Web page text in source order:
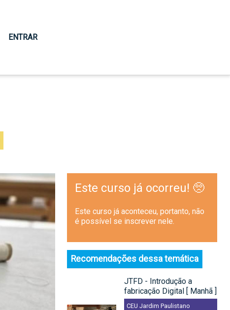
ENTRAR
Este curso já ocorreu! 🥺
Este curso já aconteceu, portanto, não
é possível se inscrever nele.
Recomendações dessa temática
JTFD - Introdução a
fabricação Digital [ Manhã ]
CEU Jardim Paulistano